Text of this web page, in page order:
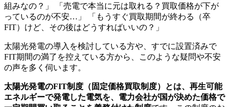
組みなの？」 「売電で本当に元は取れる？買取価格が下が
っているのが不安…」 「もうすぐ買取期間が終わる（卒
FIT）けど、その後はどうすればいいの？」
太陽光発電の導入を検討している方や、すでに設置済みで
FIT期間の満了を控えている方から、このような疑問や不安
の声を多く伺います。
太陽光発電のFIT制度（固定価格買取制度）とは、再生可能
エネルギーで発電した電気を、電力会社が国が決めた価格で